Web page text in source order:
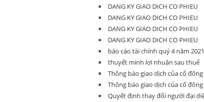
DANG KY GIAO DICH CO PHIEU
DANG KY GIAO DICH CO PHIEU
DANG KY GIAO DICH CO PHIEU
DANG KY GIAO DICH CO PHIEU
báo cáo tài chính quý 4 năm 2021
thuyết minh lợi nhuận sau thuế
Thông báo giao dịch của cổ
Thông báo giao dịch của cổ
Quyết định thay đổi người đại